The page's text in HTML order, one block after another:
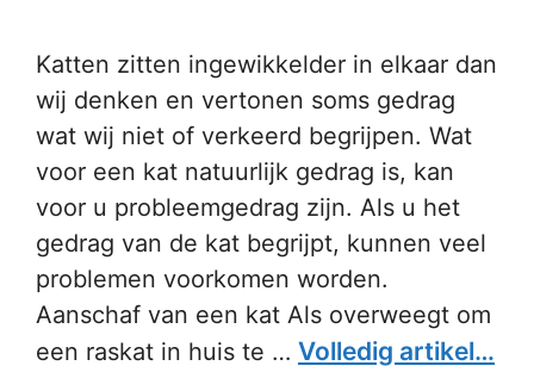
Katten zitten ingewikkelder in elkaar dan
wij denken en vertonen soms gedrag
wat wij niet of verkeerd begrijpen. Wat
voor een kat natuurlijk gedrag is, kan
voor u probleemgedrag zijn. Als u het
gedrag van de kat begrijpt, kunnen veel
problemen voorkomen worden.
Aanschaf van een kat Als overweegt om
een raskat in huis te … Volledig artikel…